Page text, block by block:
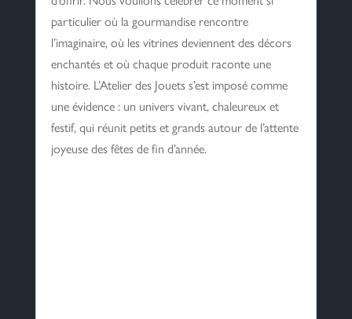
particulier où la gourmandise rencontre
l’imaginaire, où les vitrines deviennent des décors
enchantés et où chaque produit raconte une
histoire. L’Atelier des Jouets s’est imposé comme
une évidence : un univers vivant, chaleureux et
festif, qui réunit petits et grands autour de l’attente
joyeuse des fêtes de fin d’année.